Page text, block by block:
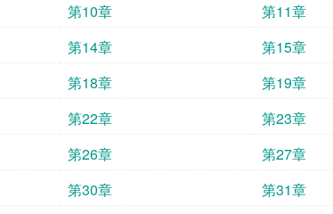
第10章
第11章
第14章
第15章
第18章
第19章
第22章
第23章
第26章
第27章
第30章
第31章